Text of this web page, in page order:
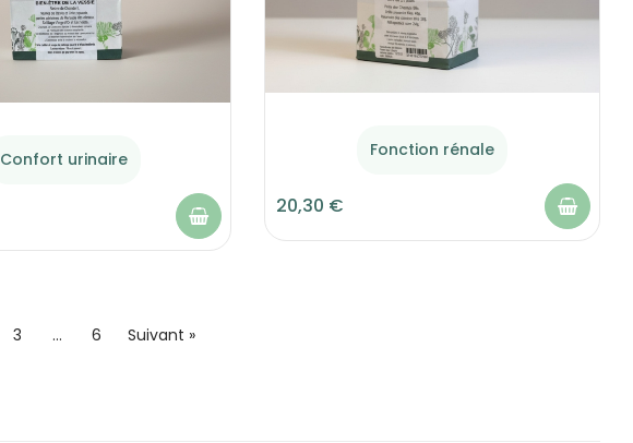
Confort urinaire Fonction rénale
20,30 €
3 … 6 Suivant »